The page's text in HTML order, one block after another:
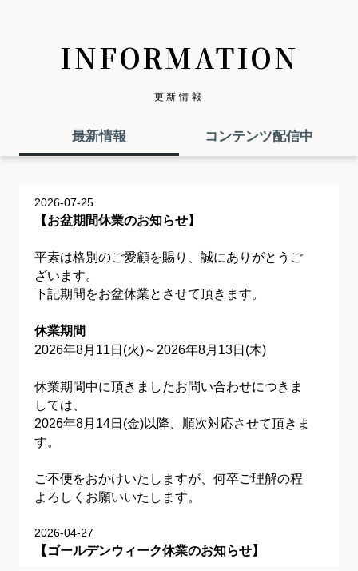
INFORMATION
更新情報
最新情報 コンテンツ配信中
2026-07-25
【お盆期間休業のお知らせ】
平素は格別のご愛顧を賜り、誠にありがとうご
ざいます。
下記期間をお盆休業とさせて頂きます。
休業期間
2026年8月11日(火)～2026年8月13日(木)
休業期間中に頂きましたお問い合わせにつきま
しては、
2026年8月14日(金)以降、順次対応させて頂きま
す。
ご不便をおかけいたしますが、何卒ご理解の程
よろしくお願いいたします。
2026-04-27
【ゴールデンウィーク休業のお知らせ】